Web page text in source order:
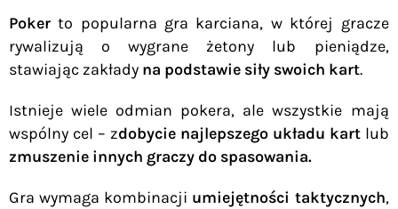
Pokerto popularna gra karciana, w której gracze
rywalizują o wygrane żetony lub pieniądze,
stawiając zakłady na podstawie siły swoich kart.
Istnieje wiele odmian pokera, ale wszystkie mają
wspólny cel – zdobycie najlepszego układu kartlub
zmuszenie innych graczy do spasowania.
Gra wymaga kombinacji umiejętności taktycznych,